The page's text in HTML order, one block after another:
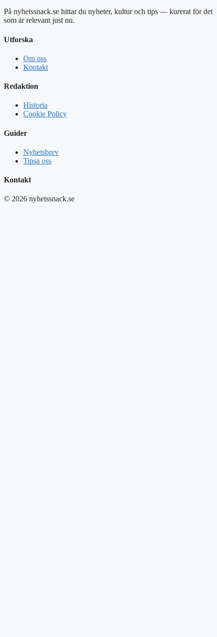
På nyhetssnack.se hittar du nyheter, kultur och tips — kurerat för det
som är relevant just nu.
Utforska
Om oss
Kontakt
Redaktion
Historia
Cookie Policy
Guider
Nyhetsbrev
Tipsa oss
Kontakt
© 2026 nyhetssnack.se